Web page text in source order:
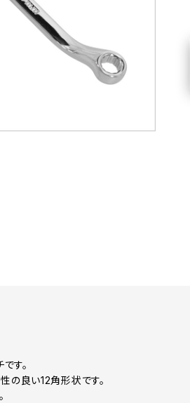
す。
の良い12角形状です。